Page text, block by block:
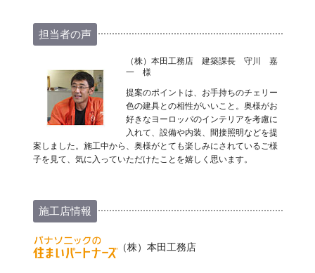
担当者の声
（株）本田工務店 建築課長 守川 嘉
一 様
提案のポイントは、お手持ちのチェリー
色の建具との相性がいいこと。奥様がお
好きなヨーロッパのインテリアを考慮に
入れて、設備や内装、間接照明などを提
案しました。施工中から、奥様がとても楽しみにされているご様
子を見て、気に入っていただけたことを嬉しく思います。
施工店情報
（株）本田工務店